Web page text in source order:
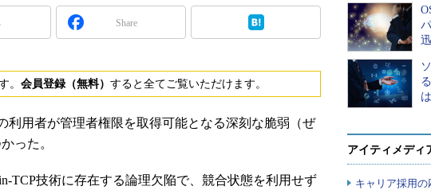
Test & Tools
Share
。 会員登録（無料） すると全てご覧いただけます。
用者が管理者権限を取得可能となる深刻な脆弱（ぜ
った。
TCP技術に存在する論理欠陥で、競合状態を利用せず
アイティメディ
キャリア採用